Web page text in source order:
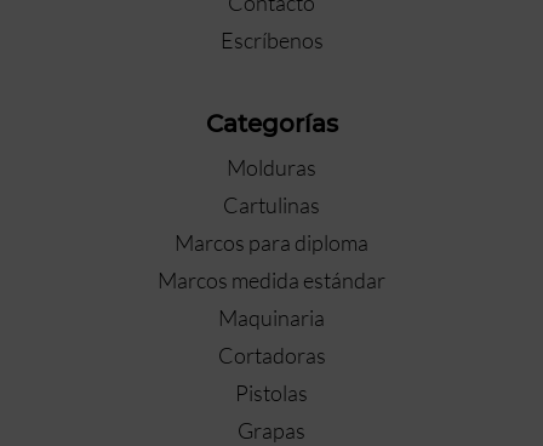
Escríbenos
Categorías
Molduras
Cartulinas
Marcos para diploma
Marcos medida estándar
Maquinaria
Cortadoras
Pistolas
Grapas